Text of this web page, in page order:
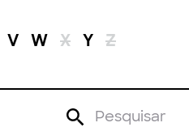
V W X Y Z